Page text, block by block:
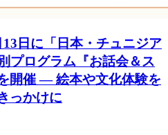
日に「日本・チュニジア
プログラム『お話会＆ス
開催 ― 絵本や文化体験を
っかけに